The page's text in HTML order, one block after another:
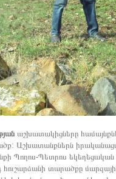
աշխատակիցները
Աշխատանքներն
Պողոս-Պետրոս
հուշարձանի տարածքը